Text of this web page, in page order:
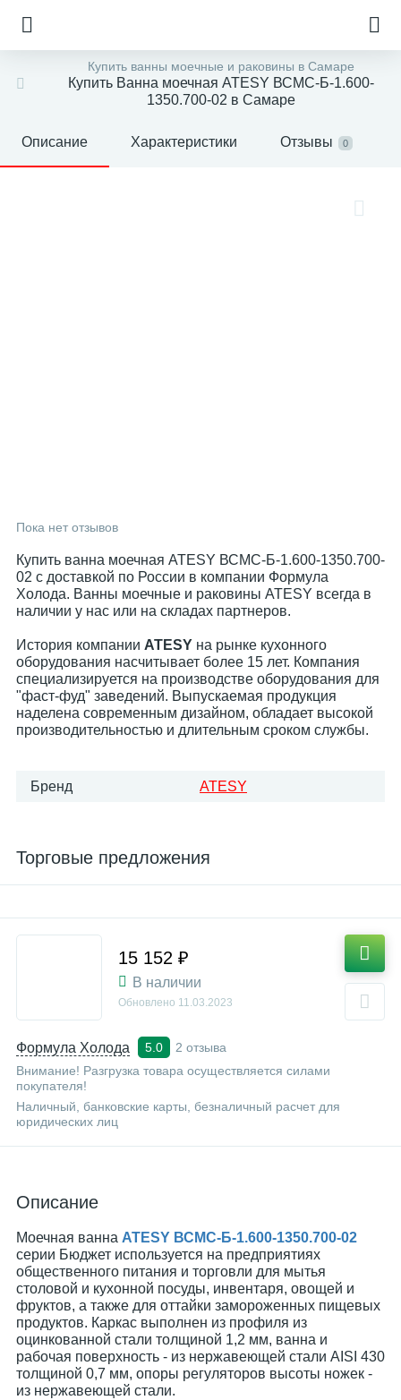
Купить ванны моечные и раковины в Самаре
Купить Ванна моечная ATESY ВСМС-Б-1.600-
1350.700-02 в Самаре
Описание Характеристики Отзывы 0
Пока нет отзывов
Купить ванна моечная ATESY ВСМС-Б-1.600-1350.700-
02 с доставкой по России в компании Формула
Холода. Ванны моечные и раковины ATESY всегда в
наличии у нас или на складах партнеров.
История компании ATESY на рынке кухонного
оборудования насчитывает более 15 лет. Компания
специализируется на производстве оборудования для
"фаст-фуд" заведений. Выпускаемая продукция
наделена современным дизайном, обладает высокой
производительностью и длительным сроком службы.
Бренд ATESY
Торговые предложения
Формула Холода 5.0
2 отзыва
Внимание! Разгрузка товара осуществляется силами
покупателя!
Наличный, банковские карты, безналичный расчет для
юридических лиц
15 152 ₽
В наличии
Обновлено 11.03.2023
Описание
Моечная ванна ATESY ВСМС-Б-1.600-1350.700-02
серии Бюджет используется на предприятиях
общественного питания и торговли для мытья
столовой и кухонной посуды, инвентаря, овощей и
фруктов, а также для оттайки замороженных пищевых
продуктов. Каркас выполнен из профиля из
оцинкованной стали толщиной 1,2 мм, ванна и
рабочая поверхность - из нержавеющей стали AISI 430
толщиной 0,7 мм, опоры регуляторов высоты ножек -
из нержавеющей стали.